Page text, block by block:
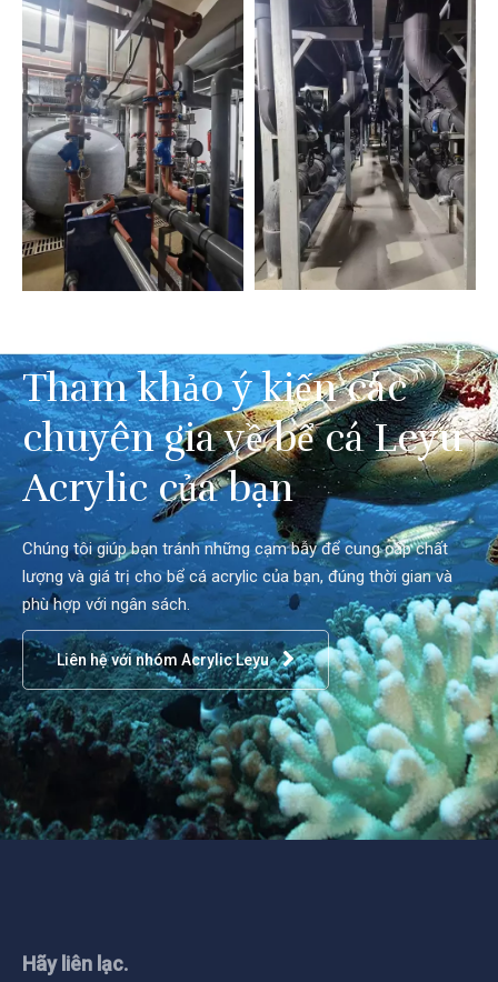
Tham khảo ý kiến ​​​​các
chuyên gia về bể cá Leyu
Acrylic của bạn
Chúng tôi giúp bạn tránh những cạm bẫy để cung cấp chất
lượng và giá trị cho bể cá acrylic của bạn, đúng thời gian và
phù hợp với ngân sách.
Liên hệ với nhóm Acrylic Leyu
Hãy liên lạc.